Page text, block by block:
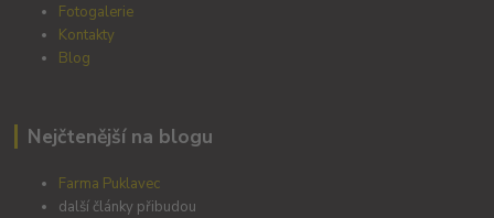
Fotogalerie
Kontakty
Blog
Nejčtenější na blogu
Farma Puklavec
další články přibudou